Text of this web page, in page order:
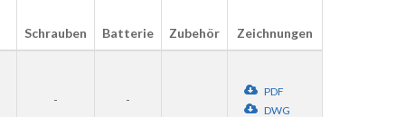
Schrauben Batterie Zubehör Zeichnungen
- -
PDF
DWG